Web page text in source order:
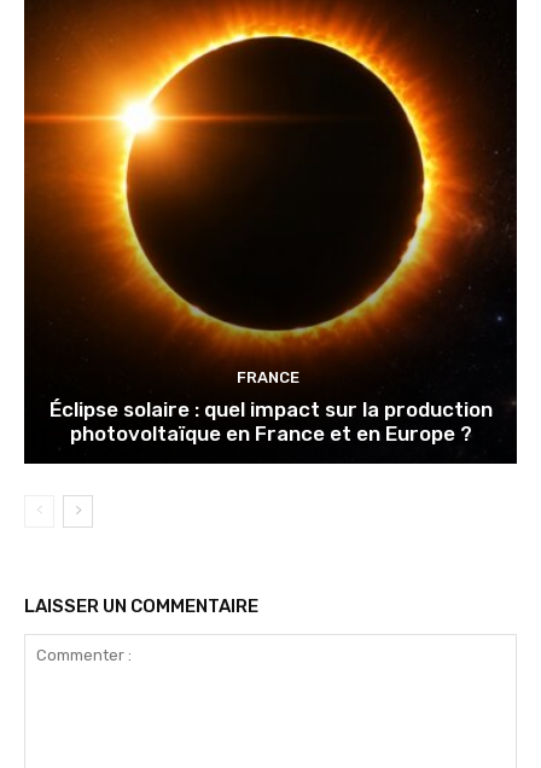
FRANCE
Éclipse solaire : quel impact sur la production
photovoltaïque en France et en Europe ?
LAISSER UN COMMENTAIRE